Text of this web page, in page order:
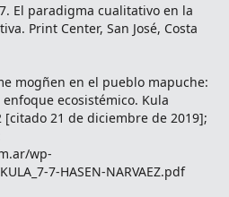
El paradigma cualitativo en la
Print Center, San José, Costa
mogñen en el pueblo mapuche:
ecosistémico. Kula
21 de diciembre de 2019];
wp-
7-HASEN-NARVAEZ.pdf